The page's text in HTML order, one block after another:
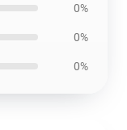
0%
0%
0%